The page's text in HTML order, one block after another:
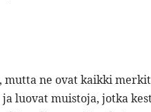
ne ovat kaikki
luovat muistoja, jotka